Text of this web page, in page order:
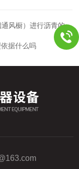
行沥青的氧指数试验？
据什么吗